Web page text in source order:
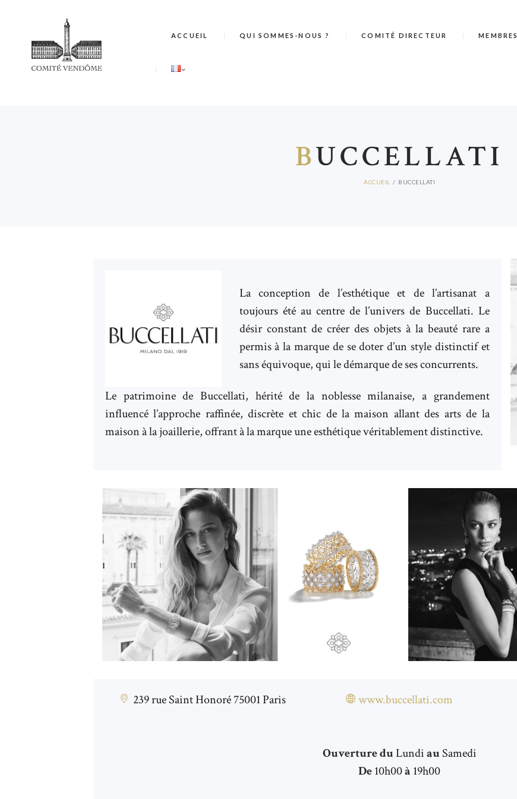
ACCUEIL QUI SOMMES-NOUS ? COMITÉ DIRECTEUR MEMBRES
BUCCELLATI
ACCUEIL BUCCELLATI
La conception de l’esthétique et de l’artisanat a
toujours été au centre de l’univers de Buccellati. Le
désir constant de créer des objets à la beauté rare a
permis à la marque de se doter d’un style distinctif et
sans équivoque, qui le démarque de ses concurrents.
Le patrimoine de Buccellati, hérité de la noblesse milanaise, a grandement
influencé l’approche raffinée, discrète et chic de la maison allant des arts de la
maison à la joaillerie, offrant à la marque une esthétique véritablement distinctive.
239 rue Saint Honoré 75001 Paris www.buccellati.com
Ouverture duLundiauSamedi
De10h00à 19h00